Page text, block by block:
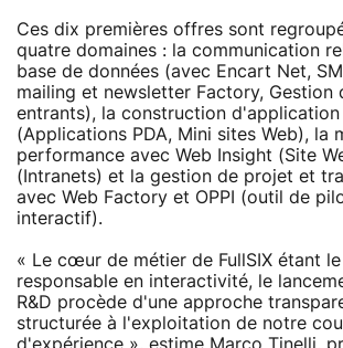
Ces dix premières offres sont
quatre domaines : la communication
base de données (avec Encart Net,
mailing et newsletter Factory, Gestion
entrants), la construction
(Applications PDA, Mini sites Web), la
performance avec Web Insight (Site
(Intranets) et la gestion de projet et
avec Web Factory et OPPI (outil de
interactif).
« Le cœur de métier de FullSIX étant le
responsable en interactivité, le
R&D procède d'une approche
structurée à l'exploitation de notre
d'expérience », estime Marco Tinelli,